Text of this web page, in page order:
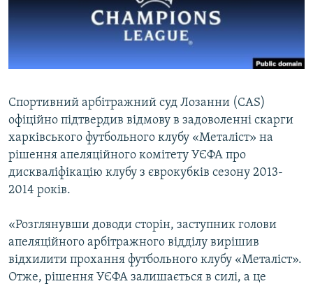
ВІДЕОУРОКИ «ELIFBE»
Русский
Qırımtatar
Усі сайти RFE/RL
Спортивний арбітражний суд Лозанни (CAS)
офіційно підтвердив відмову в задоволенні скарги
харківського футбольного клубу «Металіст» на
рішення апеляційного комітету УЄФА про
дискваліфікацію клубу з єврокубків сезону 2013-
2014 років.
«Розглянувши доводи сторін, заступник голови
апеляційного арбітражного відділу вирішив
відхилити прохання футбольного клубу «Металіст».
Отже, рішення УЄФА залишається в силі, а це